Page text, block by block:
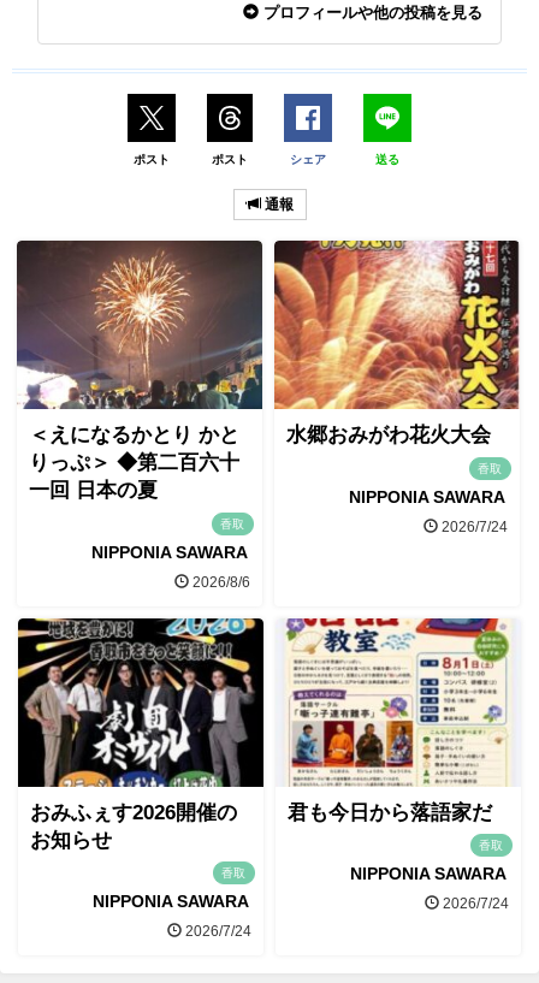
プロフィールや他の投稿を見る
ポスト ポスト シェア 送る
通報
＜えになるかとり かと
りっぷ＞ ◆第二百六十
一回 日本の夏
香取
NIPPONIA SAWARA
2026/8/6
水郷おみがわ花火大会
香取
NIPPONIA SAWARA
2026/7/24
おみふぇす2026開催の
お知らせ
香取
NIPPONIA SAWARA
2026/7/24
君も今日から落語家だ
香取
NIPPONIA SAWARA
2026/7/24